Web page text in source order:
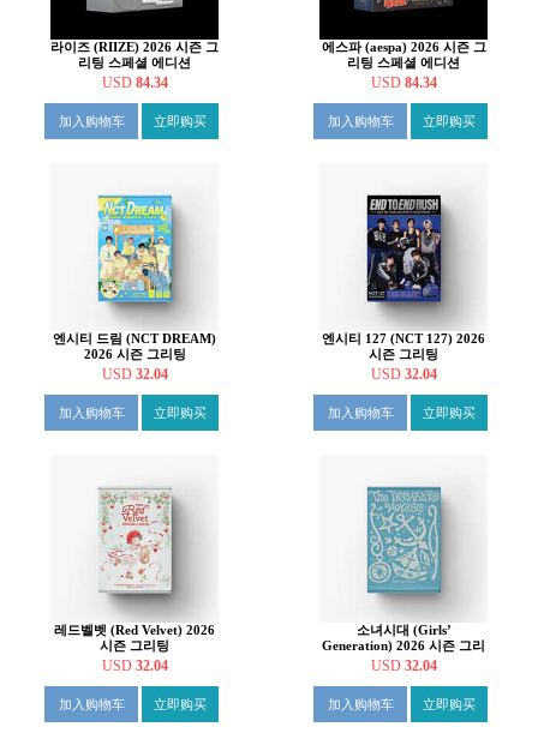
라이즈 (RIIZE) 2026 시즌 그
리팅 스페셜 에디션
USD 84.34
加入购物车 立即购买
에스파 (aespa) 2026 시즌 그
리팅 스페셜 에디션
USD 84.34
加入购物车 立即购买
엔시티 드림 (NCT DREAM)
2026 시즌 그리팅
USD 32.04
加入购物车 立即购买
엔시티 127 (NCT 127) 2026
시즌 그리팅
USD 32.04
加入购物车 立即购买
레드벨벳 (Red Velvet) 2026
시즌 그리팅
USD 32.04
加入购物车 立即购买
소녀시대 (Girls’
Generation) 2026 시즌 그리
팅
USD 32.04
加入购物车 立即购买